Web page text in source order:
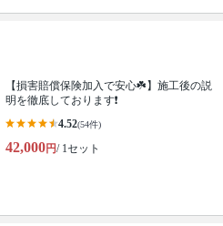
【損害賠償保険加入で安心☘️】施工後の説
明を徹底しております❗️
4.52(54件)
42,000円/ 1セット